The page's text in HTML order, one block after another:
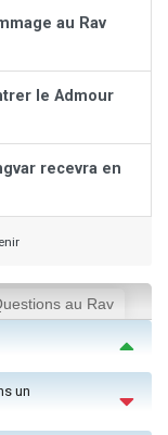
au Rav
le Admour
recevra en
au Rav
un